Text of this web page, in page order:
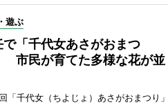
遊ぶ
で「千代女あさがおまつ
市民が育てた多様な花が並
「千代女（ちよじょ）あさがおまつり」